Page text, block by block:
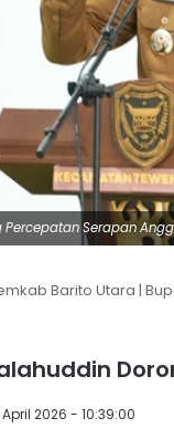
Percepatan Serapan
Barito Utara |
2026 - 10:39:00